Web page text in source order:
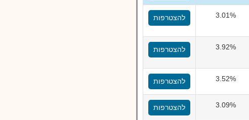
3.01% להצטרפות
3.92% להצטרפות
3.52% להצטרפות
3.09% להצטרפות